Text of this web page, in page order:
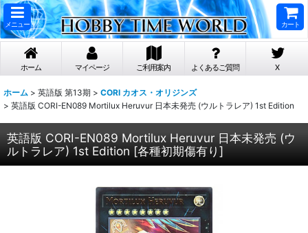
メニュー カート
ホーム マイページ ご利用案内 よくあるご質問 X
ホーム > 英語版 第13期 > CORI カオス・オリジンズ
> 英語版 CORI-EN089 Mortilux Heruvur 日本未発売 (ウルトラレア) 1st Edition
英語版 CORI-EN089 Mortilux Heruvur 日本未発売 (ウ
ルトラレア) 1st Edition [各種初期傷有り]